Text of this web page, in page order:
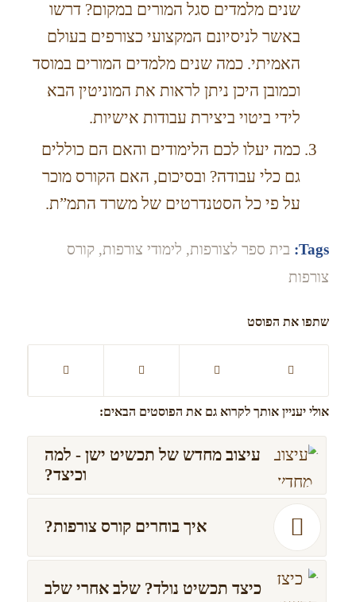
שנים מלמדים סגל המורים במקום? דרשו
באשר לניסיונם המקצועי כצורפים בעולם
האמיתי. כמה שנים מלמדים המורים במוסד
וכמובן היכן ניתן לראות את המוניטין הבא
לידי ביטוי ביצירת עבודות אישיות.
כמה יעלו לכם הלימודים והאם הם כוללים
גם כלי עבודה? ובסיכום, האם הקורס מוכר
על פי כל הסטנדרטים של משרד התמ”ת.
Tags: בית ספר לצורפות, לימודי צורפות, קורס
צורפות
שתפו את הפוסט
אולי יעניין אותך לקרוא גם את הפוסטים הבאים:
עיצוב מחדש של תכשיט ישן - למה
וכיצד?
איך בוחרים קורס צורפות?
כיצד תכשיט נולד? שלב אחרי שלב